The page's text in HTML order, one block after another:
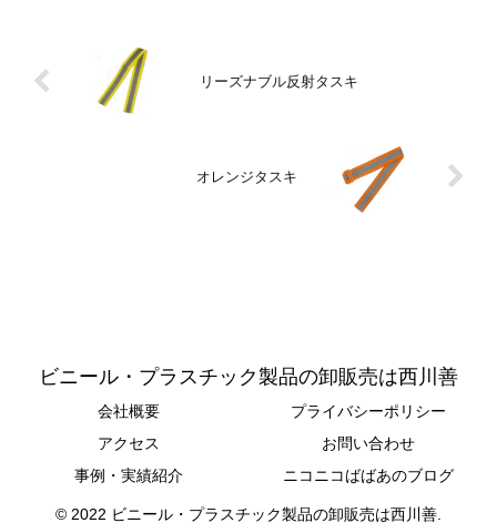
リーズナブル反射タスキ
オレンジタスキ
ビニール・プラスチック製品の卸販売は西川善
会社概要
プライバシーポリシー
アクセス
お問い合わせ
事例・実績紹介
ニコニコばばあのブログ
© 2022 ビニール・プラスチック製品の卸販売は西川善.